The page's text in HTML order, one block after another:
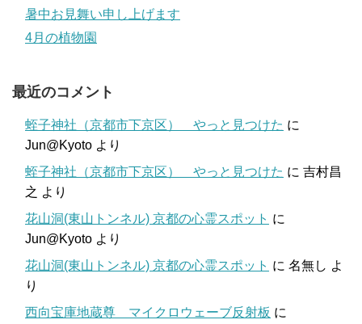
暑中お見舞い申し上げます
4月の植物園
最近のコメント
蛭子神社（京都市下京区） やっと見つけた に
Jun@Kyoto より
蛭子神社（京都市下京区） やっと見つけた に 吉村昌
之 より
花山洞(東山トンネル) 京都の心霊スポット に
Jun@Kyoto より
花山洞(東山トンネル) 京都の心霊スポット に 名無し よ
り
西向宝庫地蔵尊 マイクロウェーブ反射板 に